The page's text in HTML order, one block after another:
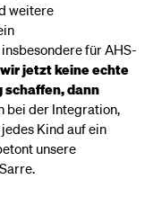
weitere
für AHS-
jetzt keine echte
schaffen, dann
bei der Integration,
Kind auf ein
unsere